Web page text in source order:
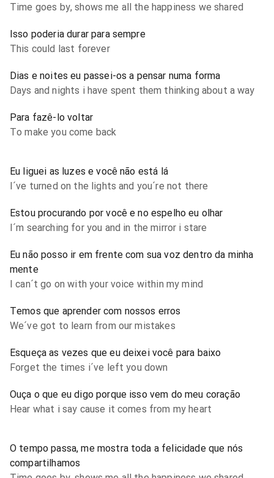
Time goes by, shows me all the happiness we shared
Isso poderia durar para sempre
This could last forever
Dias e noites eu passei-os a pensar numa forma
Days and nights i have spent them thinking about a way
Para fazê-lo voltar
To make you come back
Eu liguei as luzes e você não está lá
I´ve turned on the lights and you´re not there
Estou procurando por você e no espelho eu olhar
I´m searching for you and in the mirror i stare
Eu não posso ir em frente com sua voz dentro da minha
mente
I can´t go on with your voice within my mind
Temos que aprender com nossos erros
We´ve got to learn from our mistakes
Esqueça as vezes que eu deixei você para baixo
Forget the times i´ve left you down
Ouça o que eu digo porque isso vem do meu coração
Hear what i say cause it comes from my heart
O tempo passa, me mostra toda a felicidade que nós
compartilhamos